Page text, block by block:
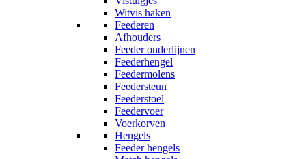
Witvis haken
Feederen
Afhouders
Feeder onderlijnen
Feederhengel
Feedermolens
Feedersteun
Feederstoel
Feedervoer
Voerkorven
Hengels
Feeder hengels